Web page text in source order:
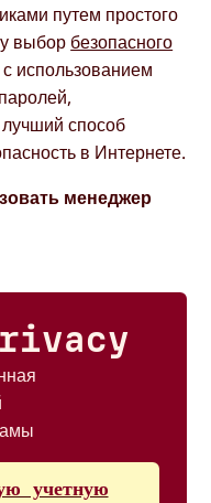
путем простого
выбор безопасного
использованием
способ
в Интернете.
менеджер
учетную